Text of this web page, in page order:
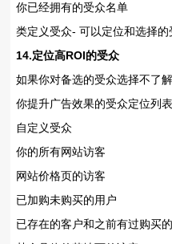
你已经拥有的受众名单
类定义受众- 可以定位和选择
14.定位高ROI的受众
如果你对备选的受众选择不了
你提升广告效果的受众定位列表
自定义受众
你的所有网站访客
网站价格页的访客
已加购未购买的用户
已存在的客户和之前有过购买